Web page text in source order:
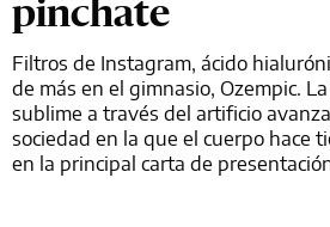
pinchate
Filtros de Instagram, ácido
de más en el gimnasio, Ozempic.
sublime a través del artificio
sociedad en la que el cuerpo hace
en la principal carta de